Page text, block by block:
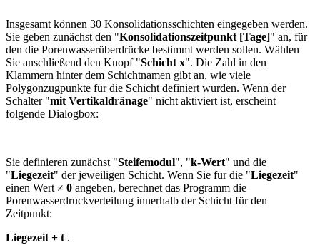
Insgesamt können 30 Konsolidationsschichten eingegeben werden.
Sie geben zunächst den "Konsolidationszeitpunkt [Tage]" an, für
den die Porenwasserüberdrücke bestimmt werden sollen. Wählen
Sie anschließend den Knopf "Schicht x". Die Zahl in den
Klammern hinter dem Schichtnamen gibt an, wie viele
Polygonzugpunkte für die Schicht definiert wurden. Wenn der
Schalter "mit Vertikaldränage" nicht aktiviert ist, erscheint
folgende Dialogbox:
Sie definieren zunächst "Steifemodul", "k-Wert" und die
"Liegezeit" der jeweiligen Schicht. Wenn Sie für die "Liegezeit"
einen Wert ≠ 0 angeben, berechnet das Programm die
Porenwasserdruckverteilung innerhalb der Schicht für den
Zeitpunkt:
Liegezeit + t .